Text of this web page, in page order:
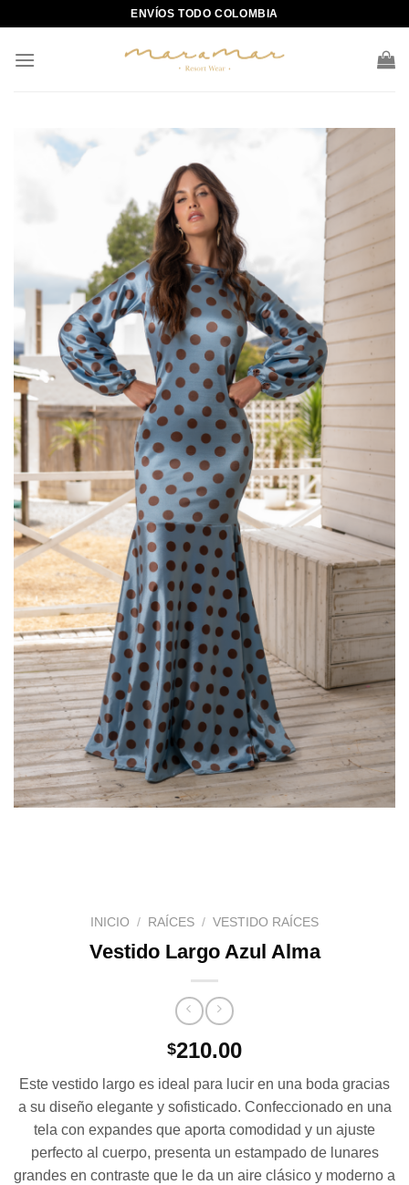
content
ENVÍOS TODO COLOMBIA
INICIO / RAÍCES / VESTIDO RAÍCES
Vestido Largo Azul Alma
$210.00
Este vestido largo es ideal para lucir en una boda gracias
a su diseño elegante y sofisticado. Confeccionado en una
tela con expandes que aporta comodidad y un ajuste
perfecto al cuerpo, presenta un estampado de lunares
grandes en contraste que le da un aire clásico y moderno a